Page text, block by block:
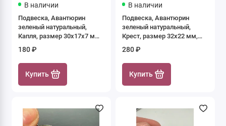
В наличии
Подвеска, Авантюрин
зеленый натуральный,
Капля, размер 30х17х7 мм,
180 ₽
Купить
В наличии
Подвеска, Авантюрин
зеленый натуральный,
Крест, размер 32х22 мм,
280 ₽
Купить